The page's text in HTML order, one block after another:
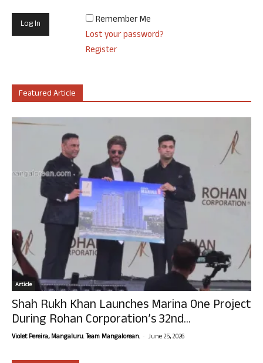
Remember Me
Lost your password?
Register
Featured Article
Article
Shah Rukh Khan Launches Marina One Project
During Rohan Corporation’s 32nd...
Violet Pereira, Mangaluru. Team Mangalorean. - June 25, 2026